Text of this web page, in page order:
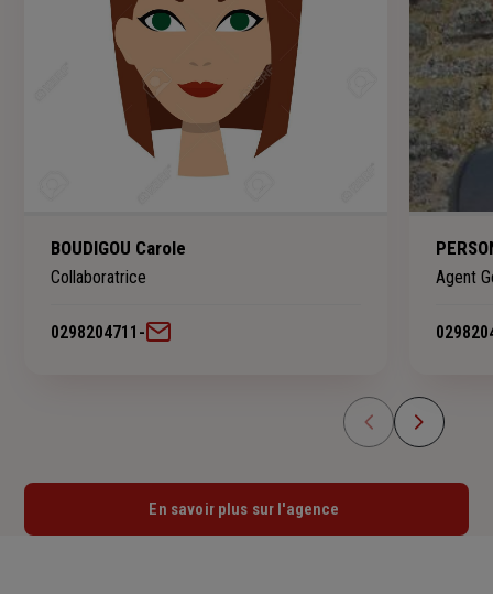
BOUDIGOU Carole
Collaboratrice
0298204711 -
Agent
En savoir plus sur l'agence